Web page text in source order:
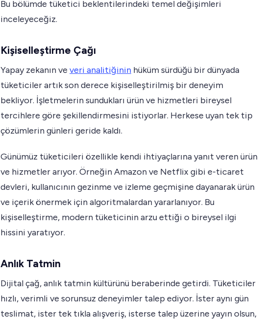
Bu bölümde tüketici beklentilerindeki temel değişimleri
inceleyeceğiz.
Kişiselleştirme Çağı
Yapay zekanın ve veri analitiğinin hüküm sürdüğü bir dünyada
tüketiciler artık son derece kişiselleştirilmiş bir deneyim
bekliyor. İşletmelerin sundukları ürün ve hizmetleri bireysel
tercihlere göre şekillendirmesini istiyorlar. Herkese uyan tek tip
çözümlerin günleri geride kaldı.
Günümüz tüketicileri özellikle kendi ihtiyaçlarına yanıt veren ürün
ve hizmetler arıyor. Örneğin Amazon ve Netflix gibi e-ticaret
devleri, kullanıcının gezinme ve izleme geçmişine dayanarak ürün
ve içerik önermek için algoritmalardan yararlanıyor. Bu
kişiselleştirme, modern tüketicinin arzu ettiği o bireysel ilgi
hissini yaratıyor.
Anlık Tatmin
Dijital çağ, anlık tatmin kültürünü beraberinde getirdi. Tüketiciler
hızlı, verimli ve sorunsuz deneyimler talep ediyor. İster aynı gün
teslimat, ister tek tıkla alışveriş, isterse talep üzerine yayın olsun,